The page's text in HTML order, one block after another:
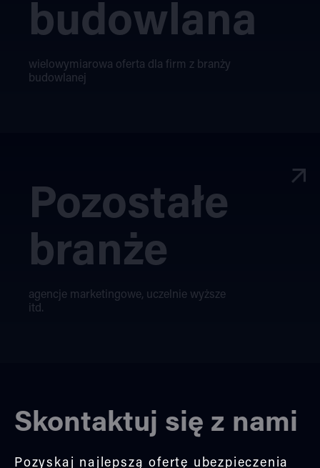
budowlana
wielowymiarowa oferta dla firm z branży
budowlanej
Pozostałe
branże
agencje marketingowe, uczelnie wyższe
itd.
Skontaktuj się z nami
Pozyskaj najlepszą ofertę ubezpieczenia